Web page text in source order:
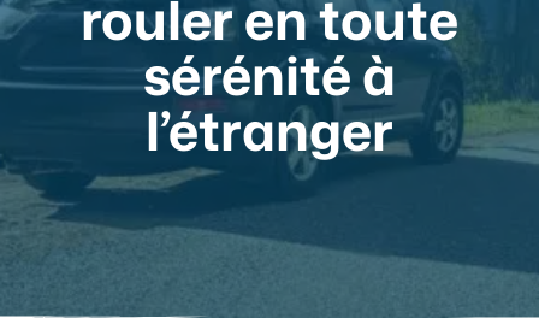
rouler en toute
sérénité à
l’étranger